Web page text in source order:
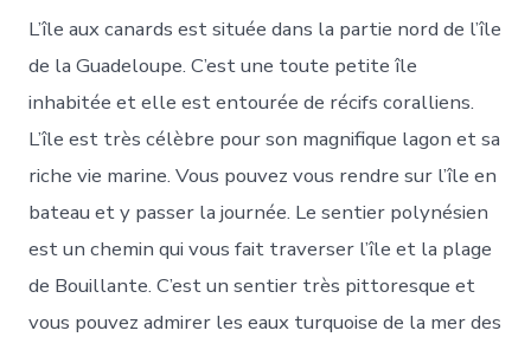
L’île aux canards est située dans la partie nord de l’île
de la Guadeloupe. C’est une toute petite île
inhabitée et elle est entourée de récifs coralliens.
L’île est très célèbre pour son magnifique lagon et sa
riche vie marine. Vous pouvez vous rendre sur l’île en
bateau et y passer la journée. Le sentier polynésien
est un chemin qui vous fait traverser l’île et la plage
de Bouillante. C’est un sentier très pittoresque et
vous pouvez admirer les eaux turquoise de la mer des